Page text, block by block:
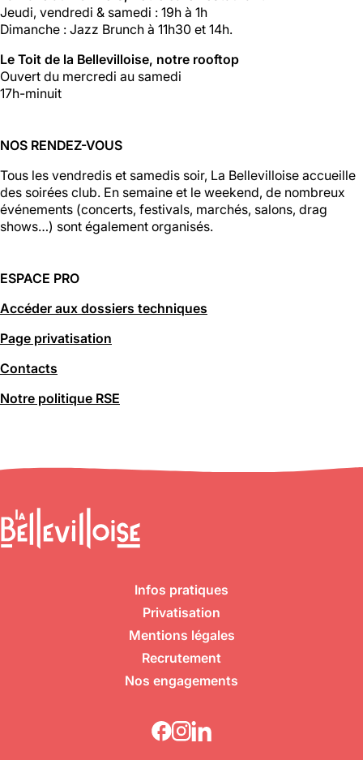
Jeudi, vendredi & samedi : 19h à 1h
Dimanche : Jazz Brunch à 11h30 et 14h.
Le Toit de la Bellevilloise, notre rooftop
Ouvert du mercredi au samedi
17h-minuit
NOS RENDEZ-VOUS
Tous les vendredis et samedis soir, La Bellevilloise accueille
des soirées club. En semaine et le weekend, de nombreux
événements (concerts, festivals, marchés, salons, drag
shows…) sont également organisés.
ESPACE PRO
Accéder aux dossiers techniques
Page privatisation
Contacts
Notre politique RSE
Infos pratiques
Privatisation
Mentions légales
Recrutement
Nos engagements